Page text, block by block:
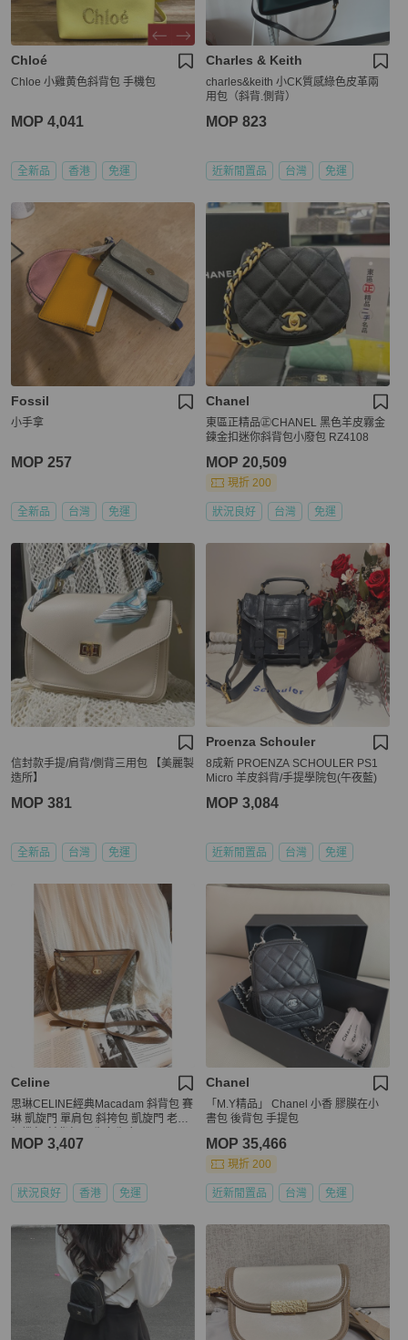
Chloé
Chloe 小雞黄色斜背包 手機包
MOP 4,041
全新品 香港 免運
Charles & Keith
charles&keith 小CK質感綠色皮革兩
用包（斜背.側背）
MOP 823
近新閒置品 台灣 免運
Fossil
小手拿
MOP 257
全新品 台灣 免運
Chanel
東區正精品㊣CHANEL 黑色羊皮霧金
鍊金扣迷你斜背包小廢包 RZ4108
MOP 20,509
現折 200
狀況良好 台灣 免運
信封款手提/肩背/側背三用包 【美麗製
造所】
MOP 381
全新品 台灣 免運
Proenza Schouler
8成新 PROENZA SCHOULER PS1
Micro 羊皮斜背/手提學院包(午夜藍)
MOP 3,084
近新閒置品 台灣 免運
Celine
思琳CELINE經典Macadam 斜背包 賽
琳 凱旋門 單肩包 斜挎包 凱旋門 老花
MOP 3,407
狀況良好 香港 免運
Chanel
「M.Y精品」 Chanel 小香 膠膜在小
書包 後背包 手提包
MOP 35,466
現折 200
近新閒置品 台灣 免運